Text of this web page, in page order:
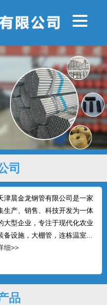
司
津晨金龙钢管有限公司是一家
生产、销售、科技开发为一体
大型企业，专注于现代化农业
备设施，大棚管，连栋温室...
细>>
品